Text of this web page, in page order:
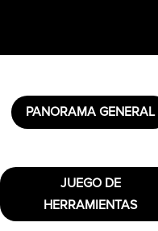
PANORAMA GENERAL
JUEGO DE
HERRAMIENTAS